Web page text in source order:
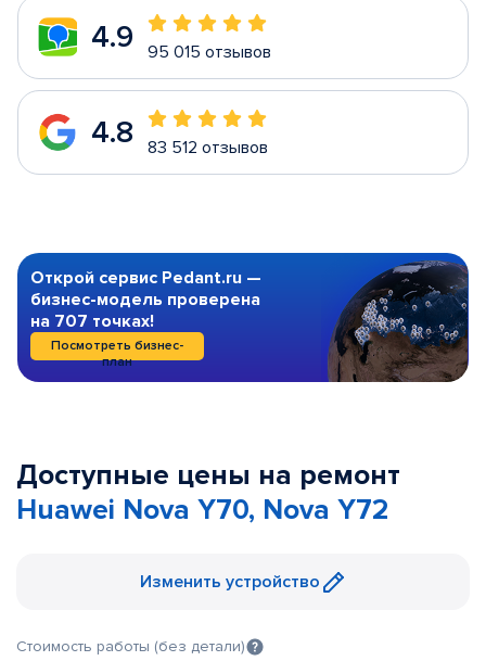
4.9 95 015 отзывов
4.8 83 512 отзывов
Открой сервис Pedant.ru —
бизнес-модель проверена
на 707 точках!
Посмотреть бизнес-
план
Доступные цены на ремонт
Huawei Nova Y70, Nova Y72
Изменить устройство
Стоимость работы (без детали)